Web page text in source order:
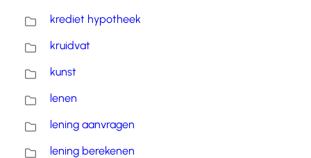
krediet hypotheek
kruidvat
kunst
lenen
lening aanvragen
lening berekenen